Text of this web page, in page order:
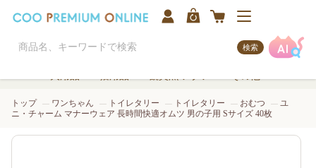
検索
トップ ワンちゃん トイレタリー トイレタリー おむつ
ユ
ニ・チャーム マナーウェア 長時間快適オムツ 男の子用 Sサイズ 40枚